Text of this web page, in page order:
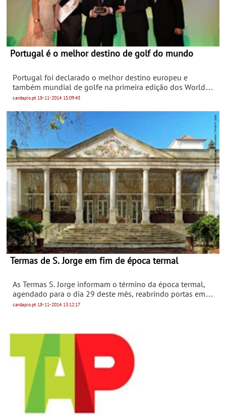
Portugal é o melhor destino de golf do mundo
Portugal foi declarado o melhor destino europeu e
também mundial de golfe na primeira edição dos World
Golf Awards (WGA), equiparados aos «óscares» do turismo
cardapio.pt 18-11-201415:09:43
Termas de S. Jorge em fim de época termal
As Termas S. Jorge informam o término da época termal,
agendado para o dia 29 deste mês, reabrindo portas em
Fevereiro’15.
cardapio.pt 18-11-201413:12:17